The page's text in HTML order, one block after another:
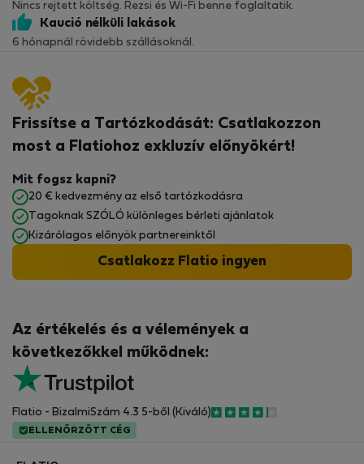
Nincs rejtett költség. Rezsi és Wi-Fi benne foglaltatik.
Kaució nélküli lakások
6 hónapnál rövidebb szállásoknál.
Az értékelés és a vélemények a
következőkkel működnek:
Flatio - BizalmiSzám 4.3 5-ből (Kiváló)
ELLENŐRZÖTT CÉG
Frissítse a Tartózkodását: Csatlakozzon
most a Flatiohoz exkluzív előnyökért!
Mit fogsz kapni?
20 € kedvezmény az első tartózkodásra
Tagoknak SZÓLÓ különleges bérleti ajánlatok
Kizárólagos előnyök partnereinktől
Csatlakozz Flatio ingyen